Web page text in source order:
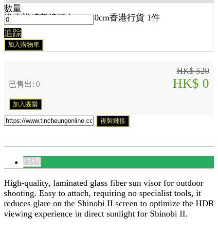
送天祥精美鏡頭布 30x30cm香港行貨 1件
數量
追踪
加入購物車
HK$ 520
已售出: 0 HK$ 0
加入團購
複製鏈接
詳情
High-quality, laminated glass fiber sun visor for outdoor
shooting. Easy to attach, requiring no specialist tools, it
reduces glare on the Shinobi II screen to optimize the HDR
viewing experience in direct sunlight for Shinobi II.